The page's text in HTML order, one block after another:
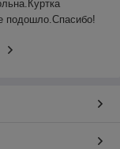
подошло.Спасибо!